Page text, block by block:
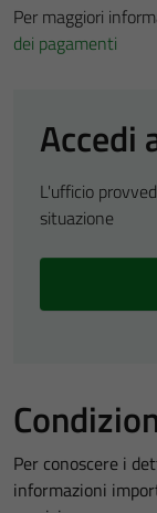
Per maggiori
dei pagamenti
Accedi
L'ufficio
situazione
Per conoscere i
informazioni